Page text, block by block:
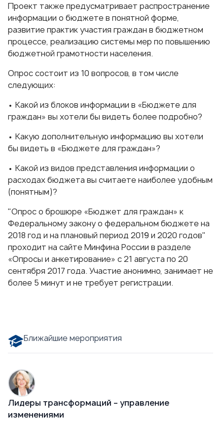
Проект также предусматривает распространение
информации о бюджете в понятной форме,
развитие практик участия граждан в бюджетном
процессе, реализацию системы мер по повышению
бюджетной грамотности населения.
Опрос состоит из 10 вопросов, в том числе
следующих:
• Какой из блоков информации в «Бюджете для
граждан» вы хотели бы видеть более подробно?
• Какую дополнительную информацию вы хотели
бы видеть в «Бюджете для граждан»?
• Какой из видов представления информации о
расходах бюджета вы считаете наиболее удобным
(понятным)?
"Опрос о брошюре «Бюджет для граждан» к
Федеральному закону о федеральном бюджете на
2018 год и на плановый период 2019 и 2020 годов"
проходит на сайте Минфина России в разделе
«Опросы и анкетирование» с 21 августа по 20
сентября 2017 года. Участие анонимно, занимает не
более 5 минут и не требует регистрации.
Ближайшие мероприятия
Лидеры трансформаций – управление
изменениями